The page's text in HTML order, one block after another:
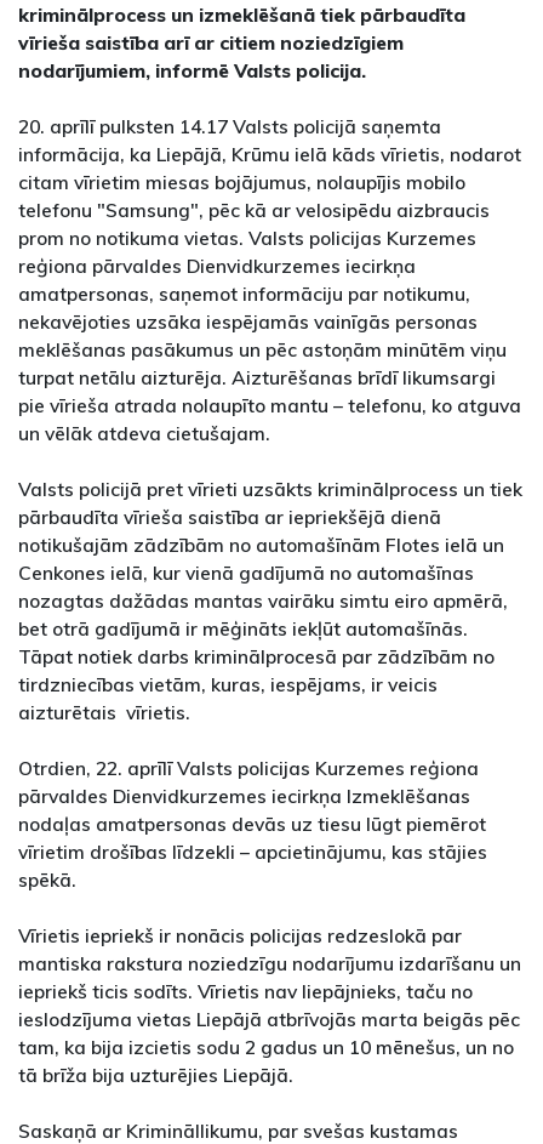
kriminālprocess un izmeklēšanā tiek pārbaudīta
vīrieša saistība arī ar citiem noziedzīgiem
nodarījumiem, informē Valsts policija.
20. aprīlī pulksten 14.17 Valsts policijā saņemta
informācija, ka Liepājā, Krūmu ielā kāds vīrietis, nodarot
citam vīrietim miesas bojājumus, nolaupījis mobilo
telefonu "Samsung", pēc kā ar velosipēdu aizbraucis
prom no notikuma vietas. Valsts policijas Kurzemes
reģiona pārvaldes Dienvidkurzemes iecirkņa
amatpersonas, saņemot informāciju par notikumu,
nekavējoties uzsāka iespējamās vainīgās personas
meklēšanas pasākumus un pēc astoņām minūtēm viņu
turpat netālu aizturēja. Aizturēšanas brīdī likumsargi
pie vīrieša atrada nolaupīto mantu – telefonu, ko atguva
un vēlāk atdeva cietušajam.
Valsts policijā pret vīrieti uzsākts kriminālprocess un tiek
pārbaudīta vīrieša saistība ar iepriekšējā dienā
notikušajām zādzībām no automašīnām Flotes ielā un
Cenkones ielā, kur vienā gadījumā no automašīnas
nozagtas dažādas mantas vairāku simtu eiro apmērā,
bet otrā gadījumā ir mēģināts iekļūt automašīnās.
Tāpat notiek darbs kriminālprocesā par zādzībām no
tirdzniecības vietām, kuras, iespējams, ir veicis
aizturētais vīrietis.
Otrdien, 22. aprīlī Valsts policijas Kurzemes reģiona
pārvaldes Dienvidkurzemes iecirkņa Izmeklēšanas
nodaļas amatpersonas devās uz tiesu lūgt piemērot
vīrietim drošības līdzekli – apcietinājumu, kas stājies
spēkā.
Vīrietis iepriekš ir nonācis policijas redzeslokā par
mantiska rakstura noziedzīgu nodarījumu izdarīšanu un
iepriekš ticis sodīts. Vīrietis nav liepājnieks, taču no
ieslodzījuma vietas Liepājā atbrīvojās marta beigās pēc
tam, ka bija izcietis sodu 2 gadus un 10 mēnešus, un no
tā brīža bija uzturējies Liepājā.
Saskaņā ar Krimināllikumu, par svešas kustamas